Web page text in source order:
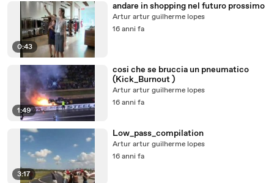
0:43
andare in shopping nel futuro prossimo
Artur artur guilherme lopes
16 anni fa
1:49
cosi che se bruccia un pneumatico
(Kick_Burnout )
Artur artur guilherme lopes
16 anni fa
3:17
Low_pass_compilation
Artur artur guilherme lopes
16 anni fa